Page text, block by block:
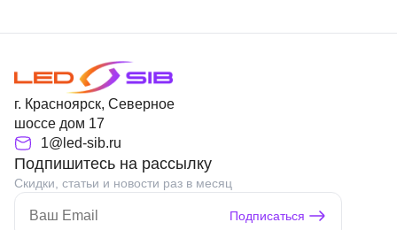
г. Красноярск, Северное
шоссе дом 17
1@led-sib.ru
Подпишитесь на рассылку
Скидки, статьи и новости раз в месяц
Подписаться